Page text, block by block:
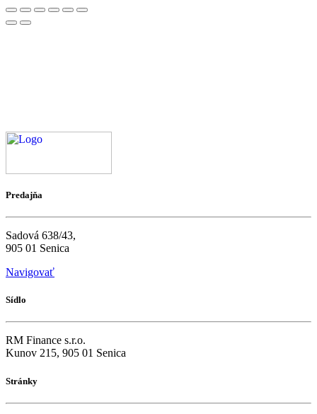
Predajňa
Sadová 638/43,
905 01 Senica
Navigovať
Sídlo
RM Finance s.r.o.
Kunov 215, 905 01 Senica
Stránky